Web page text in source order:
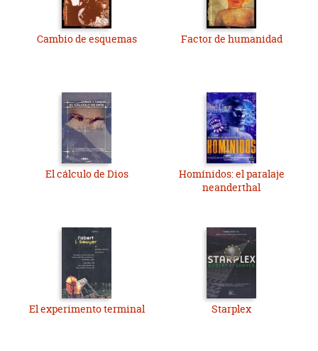
Cambio de esquemas Factor de humanidad
El cálculo de Dios
Homínidos: el paralaje
neanderthal
El experimento terminal Starplex